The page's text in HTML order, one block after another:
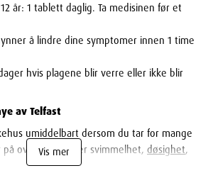
år: 1 tablett daglig. Ta medisinen før et
å lindre dine symptomer innen 1 time
hvis plagene blir verre eller ikke blir
av Telfast
umiddelbart dersom du tar for mange
overdosering er svimmelhet, døsighet,
Vis mer